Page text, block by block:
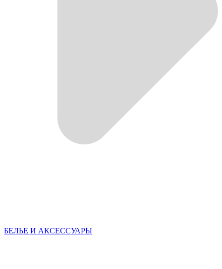
БЕЛЬЕ И АКСЕССУАРЫ